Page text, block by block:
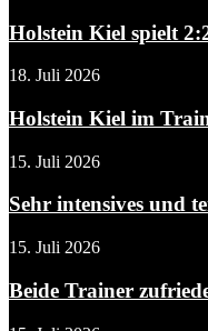
Holstein Kiel spielt
18. Juli 2026
Holstein Kiel im
15. Juli 2026
Sehr intensives und
15. Juli 2026
Beide Trainer